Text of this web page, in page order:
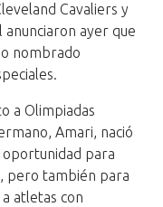
Cavaliers y
anunciaron ayer que
nombrado
a Olimpiadas
Amari, nació
oportunidad para
pero también para
atletas con